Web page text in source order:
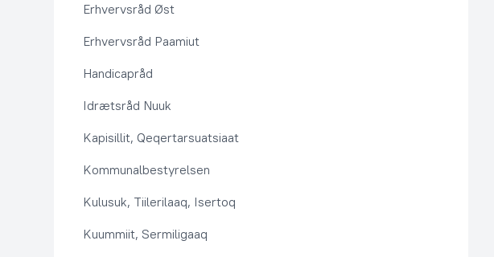
Erhvervsråd Øst
Erhvervsråd Paamiut
Handicapråd
Idrætsråd Nuuk
Kapisillit, Qeqertarsuatsiaat
Kommunalbestyrelsen
Kulusuk, Tiilerilaaq, Isertoq
Kuummiit, Sermiligaaq